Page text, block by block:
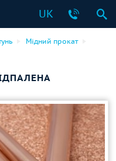
UK
Мідний прокат